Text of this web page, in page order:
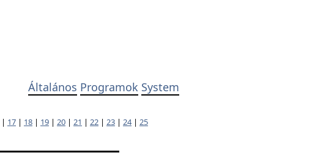
Általános Programok System
| 17 | 18 | 19 | 20 | 21 | 22 | 23 | 24| 25